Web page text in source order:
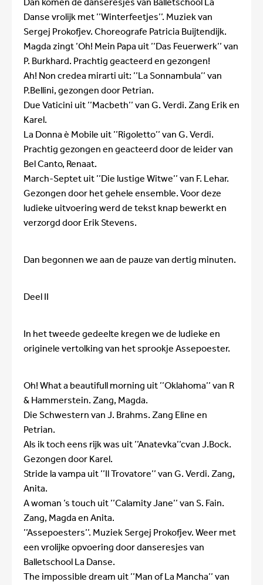
Danse vrolijk met ’’Winterfeetjes’’. Muziek van
Sergej Prokofjev. Choreografe Patricia Buijtendijk.
Magda zingt ’Oh! Mein Papa uit ’’Das Feuerwerk’’ van
P. Burkhard. Prachtig geacteerd en gezongen!
Ah! Non credea mirarti uit: ’’La Sonnambula’’ van
P.Bellini, gezongen door Petrian.
Due Vaticini uit ’’Macbeth’’ van G. Verdi. Zang Erik en
Karel.
La Donna è Mobile uit ’’Rigoletto’’ van G. Verdi.
Prachtig gezongen en geacteerd door de leider van
Bel Canto, Renaat.
March-Septet uit ’’Die lustige Witwe’’ van F. Lehar.
Gezongen door het gehele ensemble. Voor deze
ludieke uitvoering werd de tekst knap bewerkt en
verzorgd door Erik Stevens.
Dan begonnen we aan de pauze van dertig minuten.
Deel II
In het tweede gedeelte kregen we de ludieke en
originele vertolking van het sprookje Assepoester.
Oh! What a beautifull morning uit ’’Oklahoma’’ van R
& Hammerstein. Zang, Magda.
Die Schwestern van J. Brahms. Zang Eline en
Petrian.
Als ik toch eens rijk was uit ’’Anatevka’’cvan J.Bock.
Gezongen door Karel.
Stride la vampa uit ’’Il Trovatore’’ van G. Verdi. Zang,
Anita.
A woman ’s touch uit ’’Calamity Jane’’ van S. Fain.
Zang, Magda en Anita.
’’Assepoesters’’. Muziek Sergej Prokofjev. Weer met
een vrolijke opvoering door danseresjes van
Balletschool La Danse.
The impossible dream uit ’’Man of La Mancha’’ van